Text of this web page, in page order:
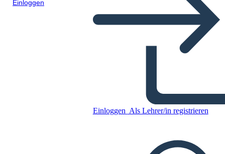
Einloggen
Einloggen Als Lehrer/in registrieren
Die Outsiders Charakter
Kartenvorlage